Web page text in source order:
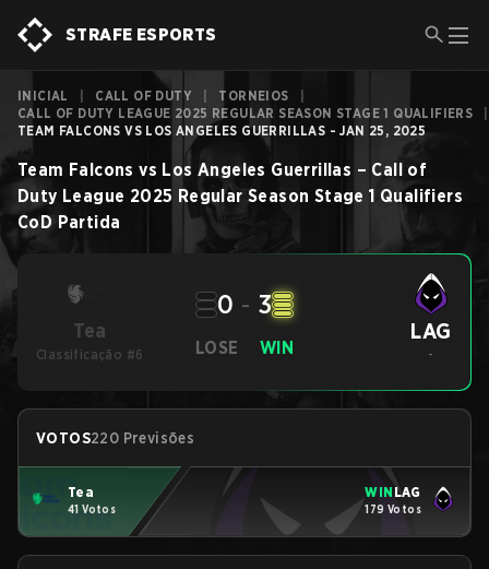
STRAFE ESPORTS
INICIAL CALL OF DUTY TORNEIOS
CALL OF DUTY LEAGUE 2025 REGULAR SEASON STAGE 1 QUALIFIERS
TEAM FALCONS VS LOS ANGELES GUERRILLAS - JAN 25, 2025
Team Falcons vs Los Angeles Guerrillas – Call of
Duty League 2025 Regular Season Stage 1 Qualifiers
CoD Partida
Tea
Classificação #6 LOSE
0 - 3
WIN
LAG
-
VOTOS220 Previsões
Tea
41 Votos
WIN LAG
179 Votos